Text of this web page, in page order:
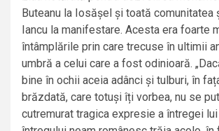
Buteanu la Iosășel și toată comunitatea
Iancu la manifestare. Acesta era foarte
întâmplările prin care trecuse în ultimii
umbră a celui care a fost odinioară.
bine în ochii aceia adânci și tulburi, în
brăzdată, care totuși îți vorbea, nu se
cutremurat tragica expresie a întregei